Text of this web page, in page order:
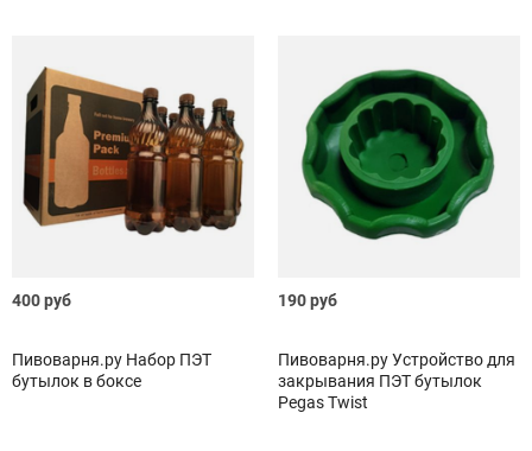
400 руб
Пивоварня.ру Набор ПЭТ
бутылок в боксе
190 руб
Пивоварня.ру Устройство для
закрывания ПЭТ бутылок
Pegas Twist